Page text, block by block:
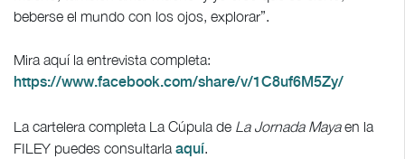
beberse el mundo con los ojos, explorar”.
Mira aquí la entrevista completa:
https://www.facebook.com/share/v/1C8uf6M5Zy/
La cartelera completa La Cúpula de La Jornada Mayaen la
FILEY puedes consultarla aquí.